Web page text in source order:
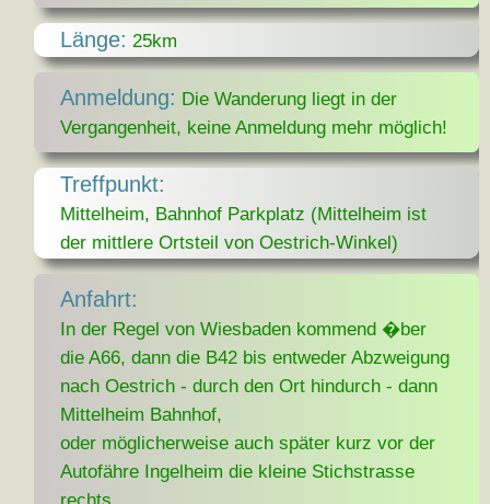
Länge: 25km
Anmeldung: Die Wanderung liegt in der
Vergangenheit, keine Anmeldung mehr möglich!
Treffpunkt:
Mittelheim, Bahnhof Parkplatz (Mittelheim ist
der mittlere Ortsteil von Oestrich-Winkel)
Anfahrt:
In der Regel von Wiesbaden kommend �ber
die A66, dann die B42 bis entweder Abzweigung
nach Oestrich - durch den Ort hindurch - dann
Mittelheim Bahnhof,
oder möglicherweise auch später kurz vor der
Autofähre Ingelheim die kleine Stichstrasse
rechts.